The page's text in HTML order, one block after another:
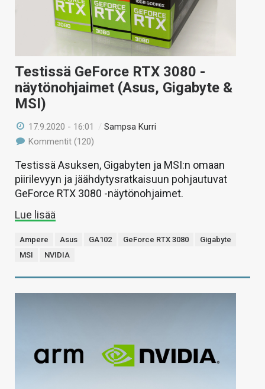
Testissä GeForce RTX 3080 -
näytönohjaimet (Asus, Gigabyte &
MSI)
17.9.2020 - 16:01 /Sampsa Kurri
Kommentit (120)
Testissä Asuksen, Gigabyten ja MSI:n omaan
piirilevyyn ja jäähdytysratkaisuun pohjautuvat
GeForce RTX 3080 -näytönohjaimet.
Lue lisää
Ampere Asus GA102 GeForce RTX 3080
Gigabyte
MSI
NVIDIA